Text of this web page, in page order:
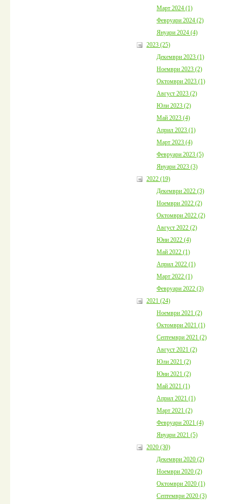
Март 2024 (1)
Февруари 2024 (2)
Януари 2024 (4)
2023 (25)
Декември 2023 (1)
Ноември 2023 (2)
Октомври 2023 (1)
Август 2023 (2)
Юли 2023 (2)
Май 2023 (4)
Април 2023 (1)
Март 2023 (4)
Февруари 2023 (5)
Януари 2023 (3)
2022 (19)
Декември 2022 (3)
Ноември 2022 (2)
Октомври 2022 (2)
Август 2022 (2)
Юни 2022 (4)
Май 2022 (1)
Април 2022 (1)
Март 2022 (1)
Февруари 2022 (3)
2021 (24)
Ноември 2021 (2)
Октомври 2021 (1)
Септември 2021 (2)
Август 2021 (2)
Юли 2021 (2)
Юни 2021 (2)
Май 2021 (1)
Април 2021 (1)
Март 2021 (2)
Февруари 2021 (4)
Януари 2021 (5)
2020 (30)
Декември 2020 (2)
Ноември 2020 (2)
Октомври 2020 (1)
Септември 2020 (3)